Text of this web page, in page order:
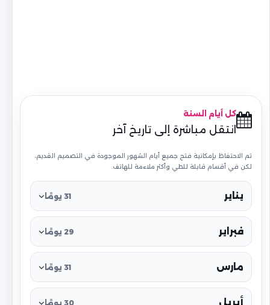
كل أيام السنة
انتقل مباشرة إلى تاريخ آخر
تم الاحتفاظ بإمكانية فتح جميع أيام الشهور الموجودة في التصميم القديم،
لكن في أقسام قابلة للطي وأكثر ملاءمة للهاتف.
يناير 31 يومًا
فبراير 29 يومًا
مارس 31 يومًا
أبريل 30 يومًا